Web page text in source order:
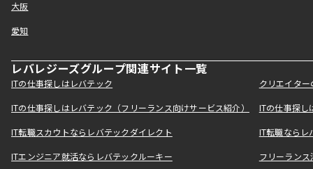
大阪
愛知
レバレジーズグループ関連サイト一覧
ITの仕事探しはレバテック クリエイタ
ITの仕事探しはレバテック（フリーランス向けサービス紹介） ITの仕事探
IT転職スカウトならレバテックダイレクト IT転職なら
ITエンジニア就活ならレバテックルーキー フリーラン